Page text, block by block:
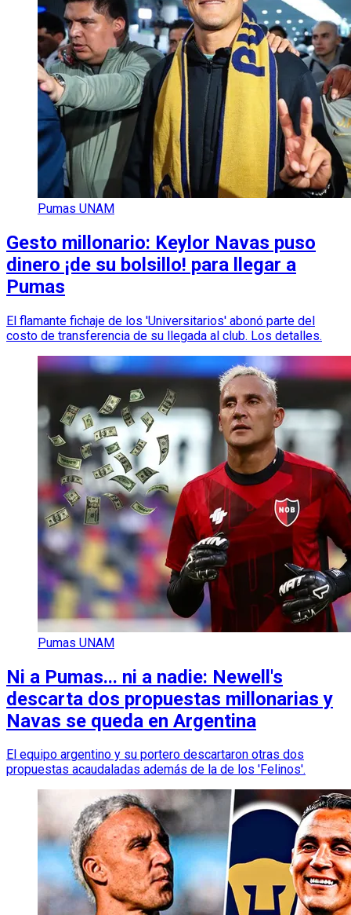
Pumas UNAM
Gesto millonario: Keylor Navas puso
dinero ¡de su bolsillo! para llegar a
Pumas
El flamante fichaje de los 'Universitarios' abonó parte del
costo de transferencia de su llegada al club. Los detalles.
Pumas UNAM
Ni a Pumas... ni a nadie: Newell's
descarta dos propuestas millonarias y
Navas se queda en Argentina
El equipo argentino y su portero descartaron otras dos
propuestas acaudaladas además de la de los 'Felinos'.